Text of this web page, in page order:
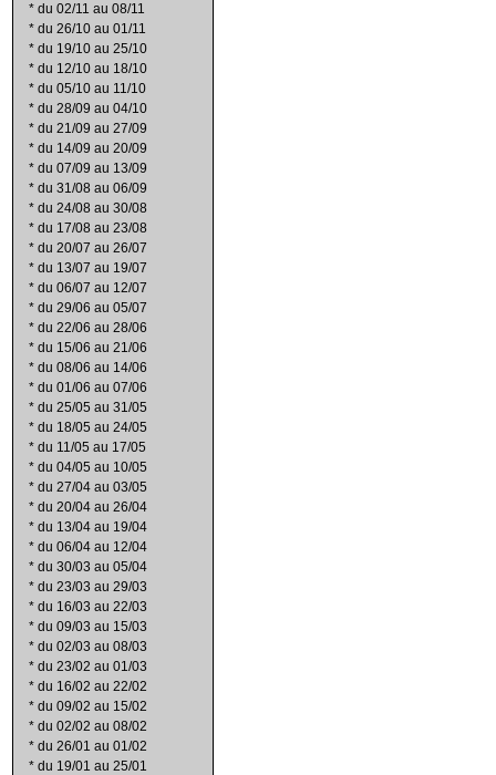
* du 02/11 au 08/11
* du 26/10 au 01/11
* du 19/10 au 25/10
* du 12/10 au 18/10
* du 05/10 au 11/10
* du 28/09 au 04/10
* du 21/09 au 27/09
* du 14/09 au 20/09
* du 07/09 au 13/09
* du 31/08 au 06/09
* du 24/08 au 30/08
* du 17/08 au 23/08
* du 20/07 au 26/07
* du 13/07 au 19/07
* du 06/07 au 12/07
* du 29/06 au 05/07
* du 22/06 au 28/06
* du 15/06 au 21/06
* du 08/06 au 14/06
* du 01/06 au 07/06
* du 25/05 au 31/05
* du 18/05 au 24/05
* du 11/05 au 17/05
* du 04/05 au 10/05
* du 27/04 au 03/05
* du 20/04 au 26/04
* du 13/04 au 19/04
* du 06/04 au 12/04
* du 30/03 au 05/04
* du 23/03 au 29/03
* du 16/03 au 22/03
* du 09/03 au 15/03
* du 02/03 au 08/03
* du 23/02 au 01/03
* du 16/02 au 22/02
* du 09/02 au 15/02
* du 02/02 au 08/02
* du 26/01 au 01/02
* du 19/01 au 25/01